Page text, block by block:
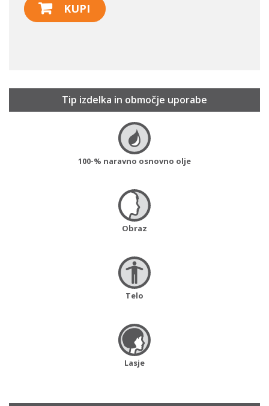
KUPI
Tip izdelka in območje uporabe
100-% naravno osnovno olje
Obraz
Telo
Lasje